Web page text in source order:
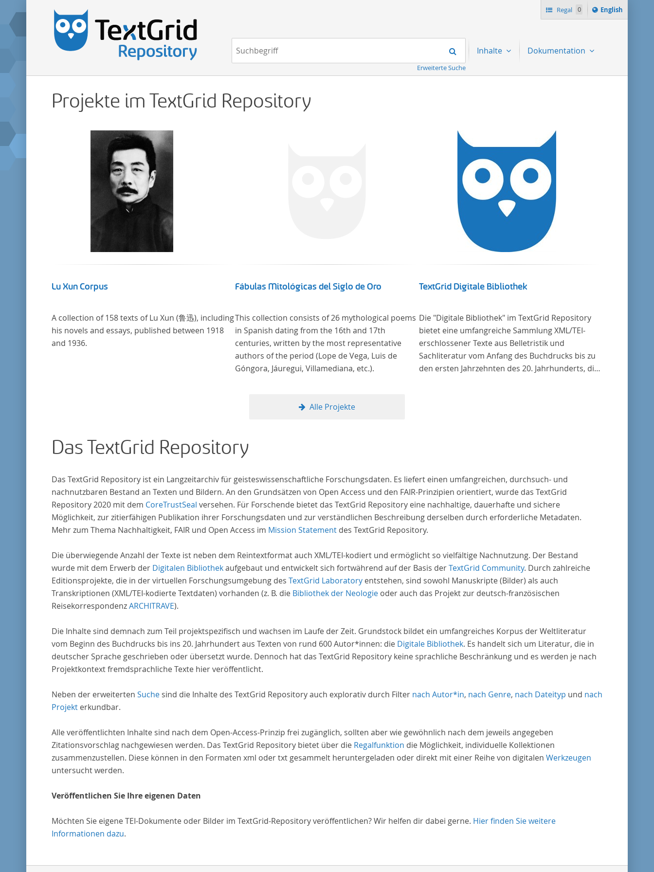
Regal 0
Switch
language
English
Navigation Suchen
Erweiterte Suche
Inhalte Dokumentation
Projekte im TextGrid Repository
Lu Xun Corpus
A collection of 158 texts of Lu Xun (鲁迅), including
his novels and essays, published between 1918
and 1936.
Fábulas Mitológicas del Siglo de Oro
This collection consists of 26 mythological poems
in Spanish dating from the 16th and 17th
centuries, written by the most representative
authors of the period (Lope de Vega, Luis de
Góngora, Jáuregui, Villamediana, etc.).
TextGrid Digitale Bibliothek
Die "Digitale Bibliothek" im TextGrid Repository
bietet eine umfangreiche Sammlung XML/TEI-
erschlossener Texte aus Belletristik und
Sachliteratur vom Anfang des Buchdrucks bis zu
den ersten Jahrzehnten des 20. Jahrhunderts, die
und die Kulturwissenschaften insgesamt. Die
Texte stammen zum größten Teil aus
Studienausgaben und sind daher, ebenso wie die
auf der Digitalisierung von Erstdrucken
basierenden Texte, zitierfähig. Auf bekannte
wir unter der Dokumentation zum TextGrid
Repository.
Alle Projekte
Das TextGrid Repository
Das TextGrid Repository ist ein Langzeitarchiv für geisteswissenschaftliche Forschungsdaten. Es liefert einen umfangreichen, durchsuch- und
nachnutzbaren Bestand an Texten und Bildern. An den Grundsätzen von Open Access und den FAIR-Prinzipien orientiert, wurde das TextGrid
Repository 2020 mit dem CoreTrustSeal versehen. Für Forschende bietet das TextGrid Repository eine nachhaltige, dauerhafte und sichere
Möglichkeit, zur zitierfähigen Publikation ihrer Forschungsdaten und zur verständlichen Beschreibung derselben durch erforderliche Metadaten.
Mehr zum Thema Nachhaltigkeit, FAIR und Open Access im Mission Statementdes TextGrid Repository.
Die überwiegende Anzahl der Texte ist neben dem Reintextformat auch XML/TEI-kodiert und ermöglicht so vielfältige Nachnutzung. Der Bestand
wurde mit dem Erwerb der Digitalen Bibliothekaufgebaut und entwickelt sich fortwährend auf der Basis derTextGrid Community. Durch zahlreiche
Editionsprojekte, die in der virtuellen Forschungsumgebung des TextGrid Laboratoryentstehen, sind sowohl Manuskripte (Bilder) als auch
Transkriptionen (XML/TEI-kodierte Textdaten) vorhanden (z. B. die Bibliothek der Neologieoder auch das Projekt zur deutsch-französischen
ReisekorrespondenzARCHITRAVE).
Die Inhalte sind demnach zum Teil projektspezifisch und wachsen im Laufe der Zeit. Grundstock bildet ein umfangreiches Korpus der Weltliteratur
vom Beginn des Buchdrucks bis ins 20. Jahrhundert aus Texten von rund 600 Autor*innen: die Digitale Bibliothek. Es handelt sich um Literatur, die in
deutscher Sprache geschrieben oder übersetzt wurde. Dennoch hat das TextGrid Repository keine sprachliche Beschränkung und es werden je nach
Projektkontext fremdsprachliche Texte hier veröffentlicht.
Neben der erweiterten Suchesind die Inhalte des TextGrid Repository auch explorativ durch Filter nach Autor*in, nach Genre, nach Dateityp und nach
Projekterkundbar.
Alle veröffentlichten Inhalte sind nach dem Open-Access-Prinzip frei zugänglich, sollten aber wie gewöhnlich nach dem jeweils angegeben
Zitationsvorschlag nachgewiesen werden. Das TextGrid Repository bietet über die Regalfunktion die Möglichkeit, individuelle Kollektionen
zusammenzustellen. Diese können in den Formaten xml oder txt gesammelt heruntergeladen oder direkt mit einer Reihe von digitalen Werkzeugen
untersucht werden.
Veröffentlichen Sie Ihre eigenen Daten
Möchten Sie eigene TEI-Dokumente oder Bilder im TextGrid-Repository veröffentlichen? Wir helfen dir dabei gerne. Hier finden Sie weitere
Informationen dazu.